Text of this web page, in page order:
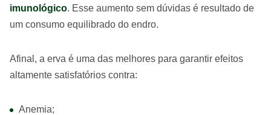
imunológico. Esse aumento sem dúvidas é resultado de
um consumo equilibrado do endro.
Afinal, a erva é uma das melhores para garantir efeitos
altamente satisfatórios contra:
Anemia;